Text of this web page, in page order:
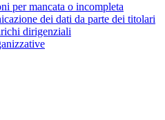
per mancata o incompleta
dei dati da parte dei titolari
dirigenziali